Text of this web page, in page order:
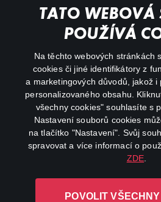
TATO WEBOVÁ
POUŽÍVÁ
Na těchto webových stránkách
cookies či jiné identifikátory z
a marketingových důvodů, jakož
personalizovaného obsahu.
všechny cookies" souhlasíte s
Nastavení souborů cookies
na tlačítko "Nastavení". Svůj
spravovat a více informací o
ZDE
POVOLIT
My profile
facebook
L-1246 Luxembourg R.C.S.